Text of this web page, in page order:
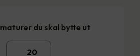
du skal bytte ut